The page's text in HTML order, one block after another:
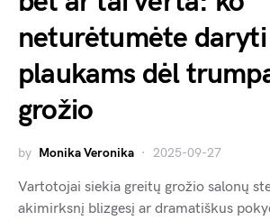
neturėtumėte daryti
plaukams dėl
grožio
by Monika Veronika 2025-09-27
Vartotojai siekia greitų grožio salonų
akimirksnį blizgesį ar dramatiškus